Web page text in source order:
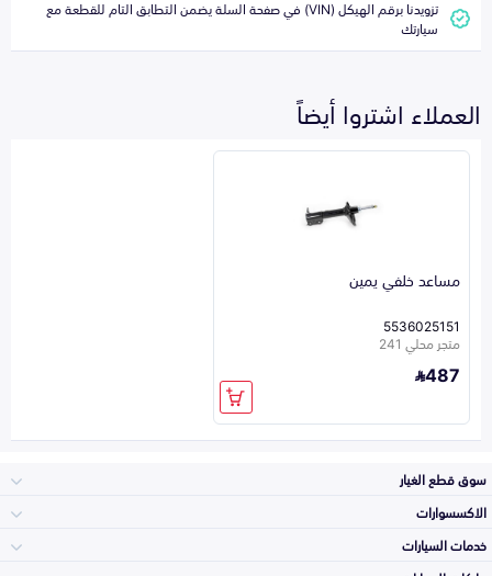
تزويدنا برقم الهيكل (VIN) في صفحة السلة يضمن التطابق التام للقطعة مع
سيارتك
العملاء اشتروا أيضاً
مساعد خلفي يمين
5536025151
متجر محلي 241
487
سوق قطع الغيار
الاكسسوارات
خدمات السيارات